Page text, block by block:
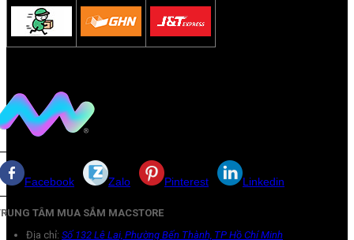
Facebook Zalo Pinterest Linkedin
TÂM MUA SẮM MACSTORE
Địa chỉ: Số 132 Lê Lai, Phường Bến Thành, TP Hồ Chí Minh